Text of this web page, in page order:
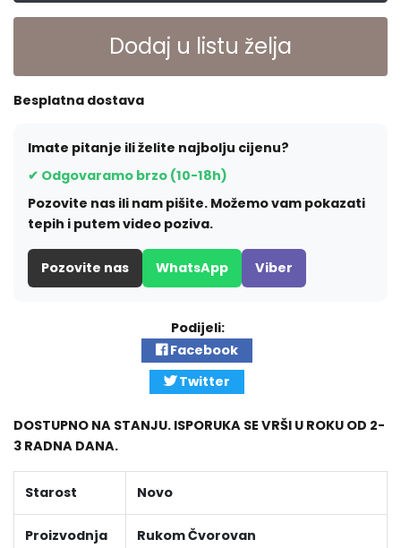
Dodaj u listu želja
Besplatna dostava
Imate pitanje ili želite najbolju cijenu?
✔ Odgovaramo brzo (10-18h)
Pozovite nas ili nam pišite. Možemo vam pokazati
tepih i putem video poziva.
Pozovite nas WhatsApp Viber
Podijeli:
Facebook
Twitter
DOSTUPNO NA STANJU. ISPORUKA SE VRŠI U ROKU OD 2-
3 RADNA DANA.
Starost Novo
Proizvodnja Rukom Čvorovan